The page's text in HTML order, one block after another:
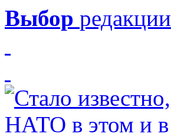
Выбор редакции